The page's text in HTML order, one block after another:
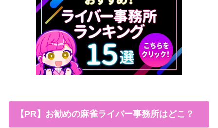
【PR】お勧めの麻雀ライバー事務所はどこ？